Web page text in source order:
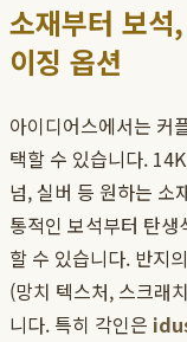
소재부터 보
이징 옵션
아이디어스에서는 커
택할 수 있습니다.
넘, 실버 등 원하는 소
통적인 보석부터 탄
할 수 있습니다. 반지
(망치 텍스처, 스크래
니다. 특히 각인은